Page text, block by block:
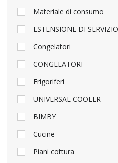
Materiale di consumo
ESTENSIONE DI SERVIZIO
Congelatori
CONGELATORI
Frigoriferi
UNIVERSAL COOLER
BIMBY
Cucine
Piani cottura